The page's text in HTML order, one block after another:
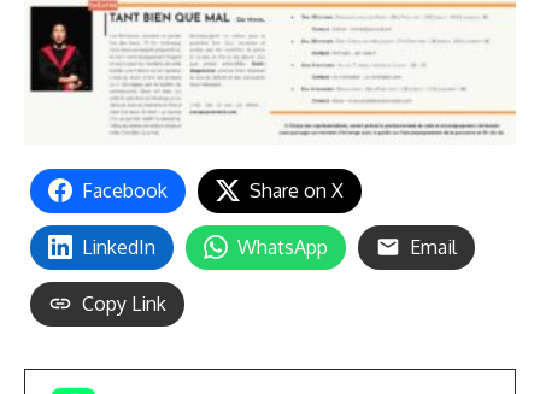
Facebook Share on X
LinkedIn WhatsApp Email
Copy Link